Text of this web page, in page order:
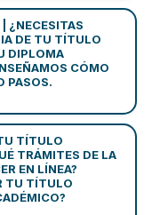
¿NECESITAS
DE TU TÍTULO
DIPLOMA
CÓMO
PASOS.
TÍTULO
TRÁMITES DE LA
EN LÍNEA?
TU TÍTULO